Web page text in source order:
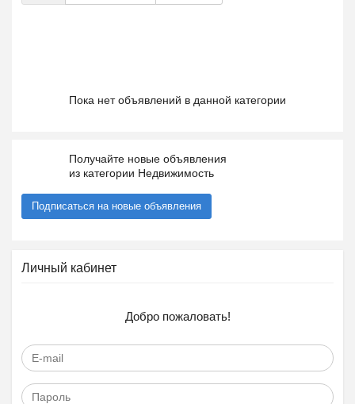
Пока нет объявлений в данной категории
Получайте новые объявления
из категории Недвижимость
Подписаться на новые объявления
Личный кабинет
Добро пожаловать!